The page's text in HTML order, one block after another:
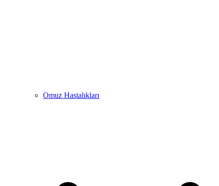
Omuz Hastalıkları